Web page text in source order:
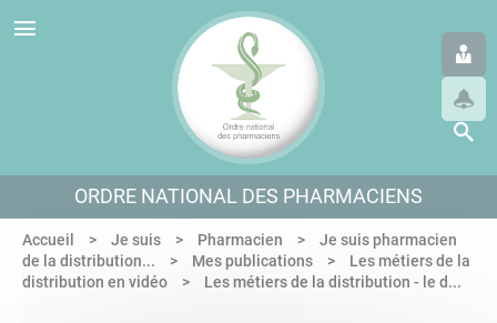
Aller au menu
Aller au contenu
Aller en bas de page
ORDRE NATIONAL DES PHARMACIENS
Accueil Je suis Pharmacien
Je suis pharmacien
de la distribution...
Mes publications
Les métiers de la
distribution en vidéo
Les métiers de la distribution - le d...
Panneau de gestion des cookies